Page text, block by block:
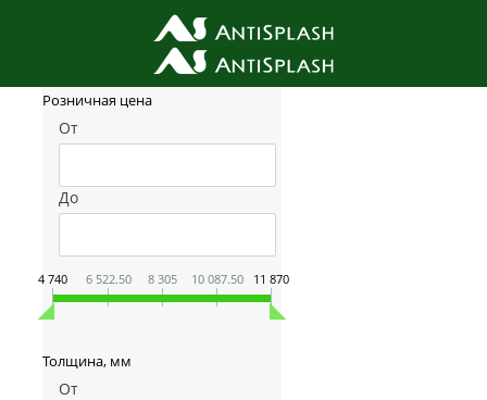
Фильтр товаров
Розничная цена
От
До
4 740 6 522.50 8 305 10 087.50 11 870
Толщина, мм
От